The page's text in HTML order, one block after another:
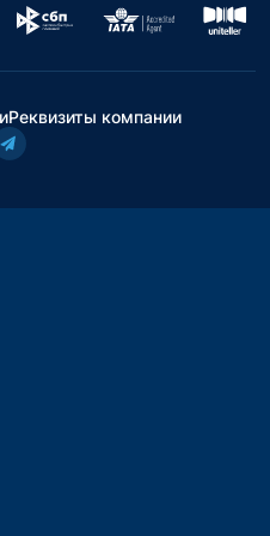
Реквизиты компании